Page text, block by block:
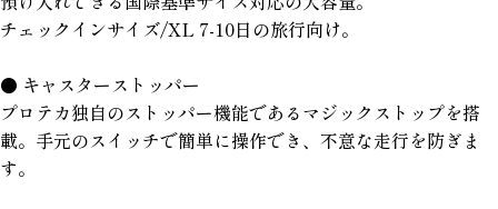
チェックインサイズ/XL 7-10日の旅行向け。
● キャスターストッパー
プロテカ独自のストッパー機能であるマジックストップを搭
載。手元のスイッチで簡単に操作でき、不意な走行を防ぎま
す。